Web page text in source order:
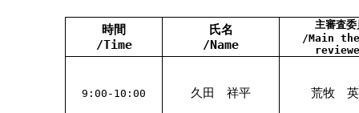
時間
/Time
氏名
/Name
主審査委
/Main
9:00-10:00 久田 祥平 荒牧 英